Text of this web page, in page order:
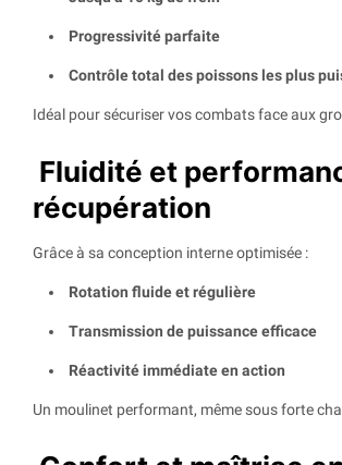
Progressivité parfaite
Contrôle total des poissons les plus
Idéal pour sécuriser vos combats face aux
Fluidité et
récupération
Grâce à sa conception interne optimisée :
Rotation fluide et régulière
Transmission de puissance efficace
Réactivité immédiate en action
Un moulinet performant, même sous forte